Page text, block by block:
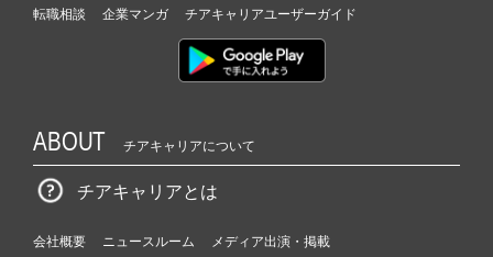
転職相談
企業マンガ チアキャリアユーザーガイド
ABOUT チアキャリアについて
チアキャリアとは
会社概要 ニュースルーム
メディア出演・掲載